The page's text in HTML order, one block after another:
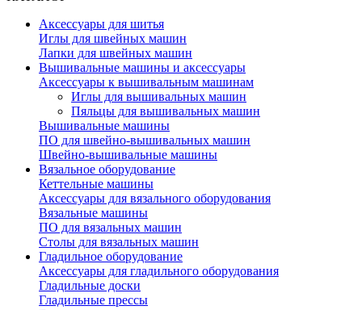
Аксессуары для шитья
Иглы для швейных машин
Лапки для швейных машин
Вышивальные машины и аксессуары
Аксессуары к вышивальным машинам
Иглы для вышивальных машин
Пяльцы для вышивальных машин
Вышивальные машины
ПО для швейно-вышивальных машин
Швейно-вышивальные машины
Вязальное оборудование
Кеттельные машины
Аксессуары для вязального оборудования
Вязальные машины
ПО для вязальных машин
Столы для вязальных машин
Гладильное оборудование
Аксессуары для гладильного оборудования
Гладильные доски
Гладильные прессы